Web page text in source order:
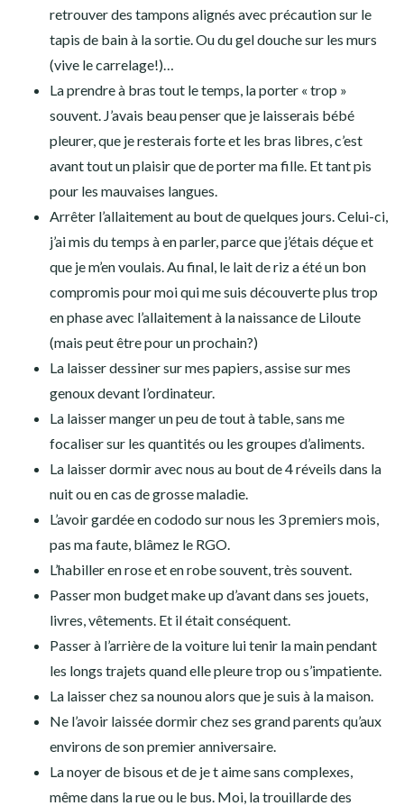
retrouver des tampons alignés avec précaution sur le
tapis de bain à la sortie. Ou du gel douche sur les murs
(vive le carrelage!)…
La prendre à bras tout le temps, la porter « trop »
souvent. J’avais beau penser que je laisserais bébé
pleurer, que je resterais forte et les bras libres, c’est
avant tout un plaisir que de porter ma fille. Et tant pis
pour les mauvaises langues.
Arrêter l’allaitement au bout de quelques jours. Celui-ci,
j’ai mis du temps à en parler, parce que j’étais déçue et
que je m’en voulais. Au final, le lait de riz a été un bon
compromis pour moi qui me suis découverte plus trop
en phase avec l’allaitement à la naissance de Liloute
(mais peut être pour un prochain?)
La laisser dessiner sur mes papiers, assise sur mes
genoux devant l’ordinateur.
La laisser manger un peu de tout à table, sans me
focaliser sur les quantités ou les groupes d’aliments.
La laisser dormir avec nous au bout de 4 réveils dans la
nuit ou en cas de grosse maladie.
L’avoir gardée en cododo sur nous les 3 premiers mois,
pas ma faute, blâmez le RGO.
L’habiller en rose et en robe souvent, très souvent.
Passer mon budget make up d’avant dans ses jouets,
livres, vêtements. Et il était conséquent.
Passer à l’arrière de la voiture lui tenir la main pendant
les longs trajets quand elle pleure trop ou s’impatiente.
La laisser chez sa nounou alors que je suis à la maison.
Ne l’avoir laissée dormir chez ses grand parents qu’aux
environs de son premier anniversaire.
La noyer de bisous et de je t aime sans complexes,
même dans la rue ou le bus. Moi, la trouillarde des